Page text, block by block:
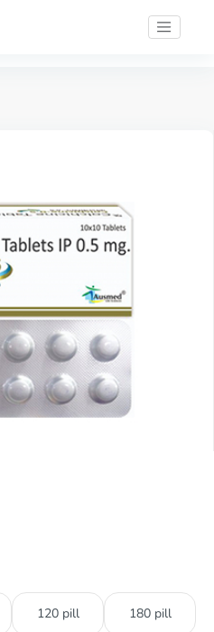
120 pill 180 pill